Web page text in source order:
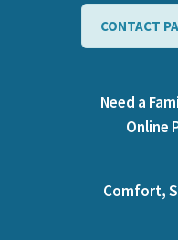
CONTACT
Need a
Online
Comfort,